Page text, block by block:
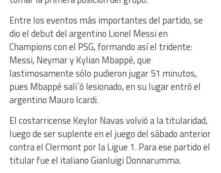
Entre los eventos más importantes del partido, se
dio el debut del argentino Lionel Messi en
Champions con el PSG, formando así el tridente:
Messi, Neymar y Kylian Mbappé, que
lastimosamente sólo pudieron jugar 51 minutos,
pues Mbappé sali´ó lesionado, en su lugar entró el
argentino Mauro Icardi.
El costarricense Keylor Navas volvió a la titularidad,
luego de ser suplente en el juego del sábado anterior
contra el Clermont por la Ligue 1. Para ese partido el
titular fue el italiano Gianluigi Donnarumma.